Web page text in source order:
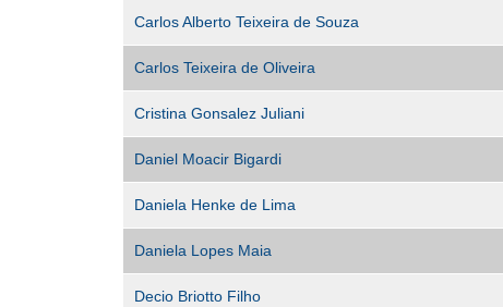
Carlos Alberto Teixeira de Souza
Carlos Teixeira de Oliveira
Cristina Gonsalez Juliani
Daniel Moacir Bigardi
Daniela Henke de Lima
Daniela Lopes Maia
Decio Briotto Filho